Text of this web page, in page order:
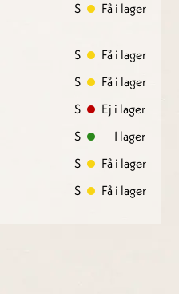
S Få i lager
S
Få i lager
S
Få i lager
S
Ej i lager
S
I lager
S
Få i lager
S Få i lager